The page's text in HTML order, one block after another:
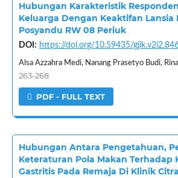
Hubungan Karakteristik
Keluarga Dengan Keaktifan
Posyandu RW 08 Periuk
DOI: https://doi.org/10.59435/
Alsa Azzahra Medi, Nanang Prasetyo Budi,
263-268
PDF - FULL TEXT
Hubungan Antara Pengetahuan,
Keteraturan Pola Makan Terhadap
Gastritis Pada Remaja Di Klinik